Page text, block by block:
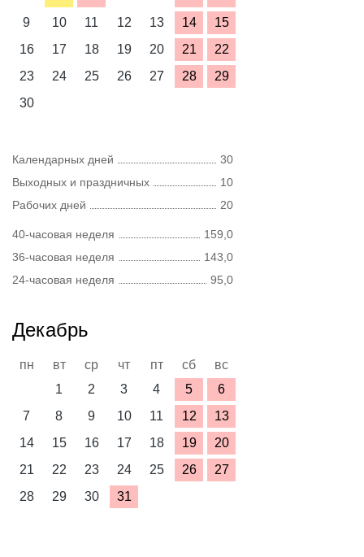
9
10 11 12 13 14
15
16
17 18 19 20 21
22
23
24 25 26 27 28
29
30
Календарных дней
30
Выходных и праздничных
10
Рабочих дней
20
40-часовая неделя
159,0
36-часовая неделя
143,0
24-часовая неделя
95,0
Декабрь
пн вт ср чт пт сб
вс
1
2 3 4 5
6
7
8 9 10 11 12
13
14
15 16 17 18 19
20
21
22 23 24 25 26
27
28
29 30 31